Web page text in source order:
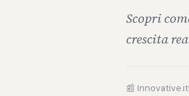
Scopri
crescita
📰 Innovative.it